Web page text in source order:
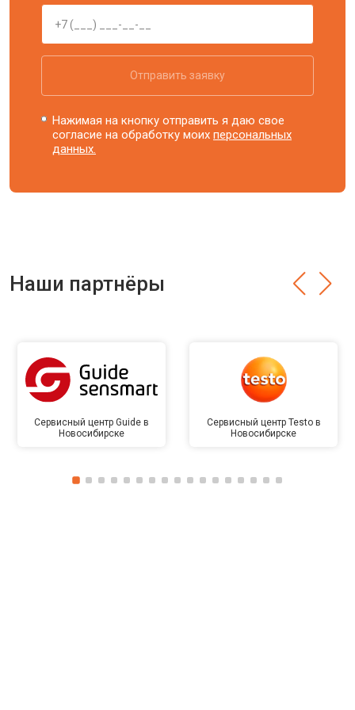
Отправить заявку
Нажимая на кнопку отправить я даю свое
согласие на обработку моихперсональных
данных.
Наши партнёры
Сервисный центр Guide в
Новосибирске
Сервисный центр Testo в
Новосибирске